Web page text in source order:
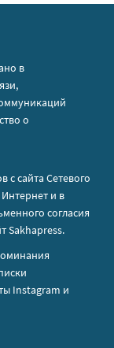
в
о
с сайта Сетевого
и в
согласия
Sakhapress.
Instagram и